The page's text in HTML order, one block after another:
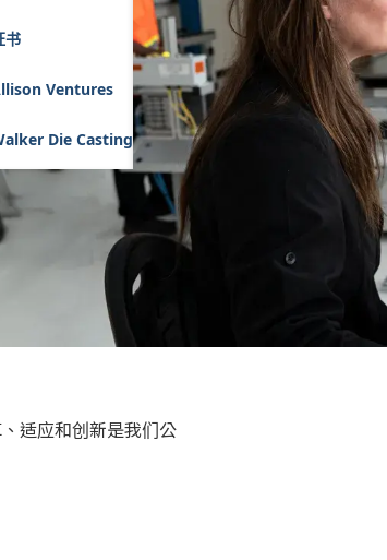
书
Ventures
Die Casting
适应和创新是我们公